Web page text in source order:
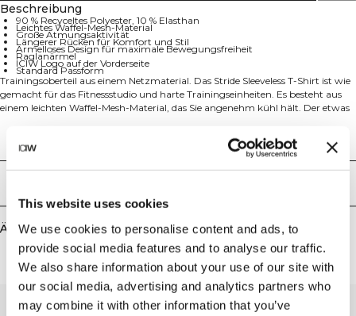
This website uses cookies
We use cookies to personalise content and ads, to
provide social media features and to analyse our traffic.
We also share information about your use of our site with
our social media, advertising and analytics partners who
may combine it with other information that you’ve
Beschreibung
90 % Recyceltes Polyester, 10 % Elasthan
Leichtes Waffel-Mesh-Material
Große Atmungsaktivität
Längerer Rücken für Komfort und Stil
Ärmelloses Design für maximale Bewegungsfreiheit
Raglanärmel
ICIW Logo auf der Vorderseite
Standard Passform
Trainingsoberteil aus einem Netzmaterial. Das Stride Sleeveless T-Shirt ist wie
gemacht für das Fitnessstudio und harte Trainingseinheiten. Es besteht aus
einem leichten Waffel-Mesh-Material, das Sie angenehm kühl hält. Der etwas
Ähnliche Produkte